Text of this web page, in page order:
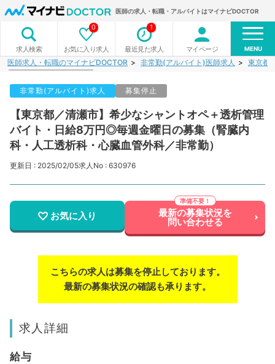
医師の求人・転職・アルバイトはマイナビDOCTOR
求人検索 お気に入り求人
0
最近見た求人
1
マイページ MENU
医師求人・転職のマイナビDOCTOR 非常勤(アルバイト)医師求人 東京都
非常勤(アルバイト)求人 募集停止
【東京都／清瀬市】希少なシャントオペ＋透析管理
バイト・日給8万円◎毎週金曜日の募集（腎臓内
科・人工透析科・心臓血管外科／非常勤）
更新日 : 2025/02/05求人No : 630976
お気に入り 最新の募集状況を
問い合わせる
こちらの求人は募集を停止しております。
最新の募集状況の確認も承ります。
求人詳細
給与